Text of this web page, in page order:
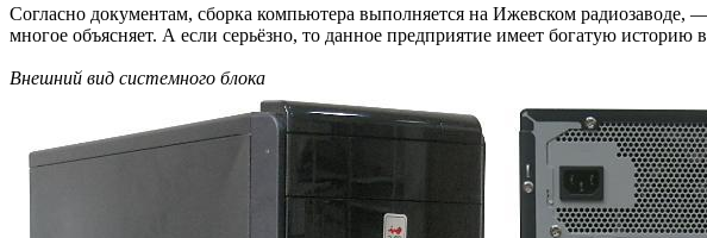
Согласно документам, сборка компьютера выполняется на Ижевском
многое объясняет. А если серьёзно, то данное предприятие имеет богатую
Внешний вид системного блока